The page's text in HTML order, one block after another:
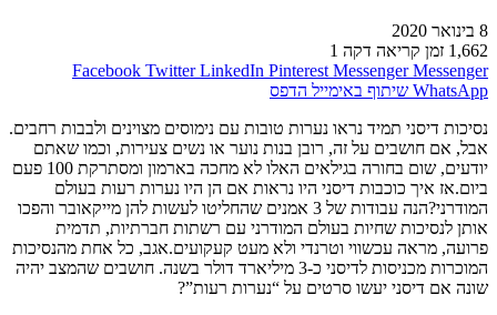
8 בינואר 2020
1,662 זמן קריאה דקה 1
Facebook Twitter LinkedIn Pinterest Messenger Messenger
WhatsApp שיתוף באימייל הדפס
נסיכות דיסני תמיד נראו נערות טובות עם נימוסים מצוינים ולבבות רחבים.
אבל, אם חושבים על זה, רובן בנות נוער או נשים צעירות, וכמו שאתם
יודעים, שום בחורה בגילאים האלו לא מחכה בארמון ומסתרקת 100 פעם
ביום.אז איך כוכבות דיסני היו נראות אם הן היו נערות רעות בעולם
המודרני?הנה עבודות של 3 אמנים שהחליטו לעשות להן מייקאובר והפכו
אותן לנסיכות שחיות בעולם המודרני עם רשתות חברתיות, תדמית
פרועה, מראה עכשווי וטרנדי ולא מעט קעקועים.אגב, כל אחת מהנסיכות
המוכרות מכניסות לדיסני כ-3 מיליארד דולר בשנה. חושבים שהמצב יהיה
שונה אם דיסני יעשו סרטים על “נערות רעות”?